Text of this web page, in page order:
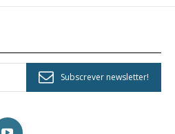
Subscrever newsletter!